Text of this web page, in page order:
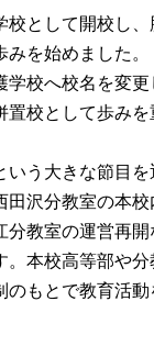
として開校し、
を始めました。
校へ校名を変更
校として歩み
う大きな節目を
沢分教室の本
教室の運営再開
本校高等部や
もとで教育活動